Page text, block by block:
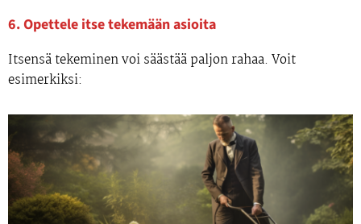
6. Opettele itse tekemään asioita
Itsensä tekeminen voi säästää paljon rahaa. Voit
esimerkiksi: